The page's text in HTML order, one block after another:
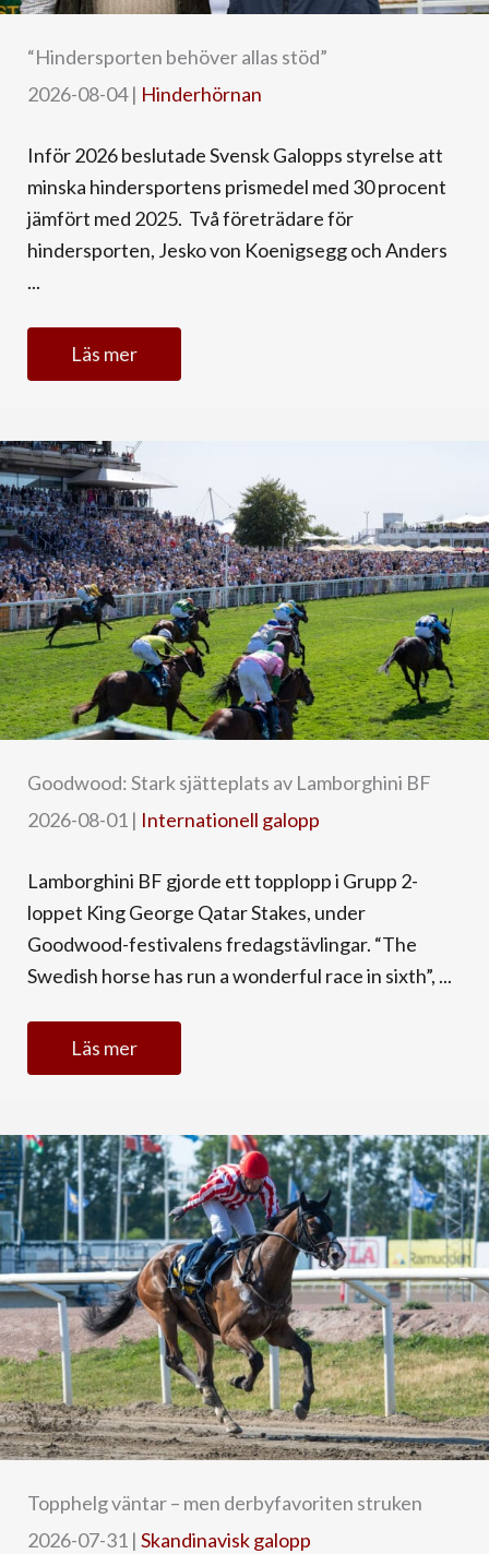
“Hindersporten behöver allas stöd”
2026-08-04| Hinderhörnan
Inför 2026 beslutade Svensk Galopps styrelse att
minska hindersportens prismedel med 30 procent
jämfört med 2025. Två företrädare för
hindersporten, Jesko von Koenigsegg och Anders
...
Läs mer
Goodwood: Stark sjätteplats av Lamborghini BF
2026-08-01 | Internationell galopp
Lamborghini BF gjorde ett topplopp i Grupp 2-
loppet King George Qatar Stakes, under
Goodwood-festivalens fredagstävlingar. “The
Swedish horse has run a wonderful race in sixth”, ...
Läs mer
Topphelg väntar – men derbyfavoriten struken
2026-07-31 | Skandinavisk galopp